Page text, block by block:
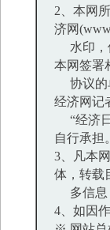
2、本网
济网
水印，
本网签署
协议的
经济网记
“经济日
自行承担。
3、凡本
体，转载
多信息
4、如因